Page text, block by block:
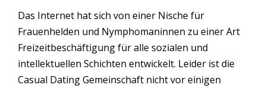
Das Internet hat sich von einer Nische für
Frauenhelden und Nymphomaninnen zu einer Art
Freizeitbeschäftigung für alle sozialen und
intellektuellen Schichten entwickelt. Leider ist die
Casual Dating Gemeinschaft nicht vor einigen